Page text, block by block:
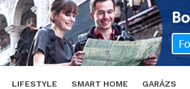
LIFESTYLE SMART HOME GARÁZS
TWEET